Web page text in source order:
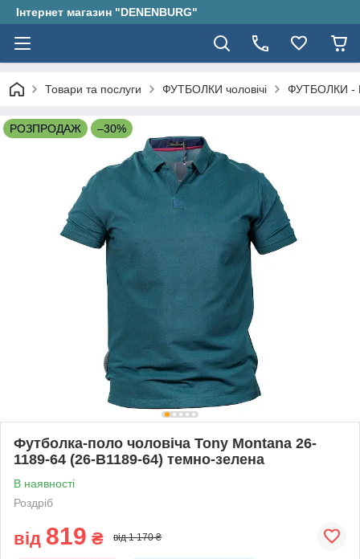
Інтернет магазин "DENENBURG"
Товари та послуги ФУТБОЛКИ чоловічі ФУТБОЛКИ -
РОЗПРОДАЖ –30%
Футболка-поло чоловіча Tony Montana 26-
1189-64 (26-B1189-64) темно-зелена
В наявності
Роздріб
від 819 ₴ від 1 170 ₴